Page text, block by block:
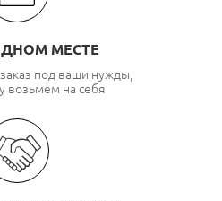
МЕСТЕ
под ваши нужды,
возьмем на себя